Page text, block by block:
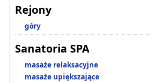
Rejony
góry
Sanatoria SPA
masaże relaksacyjne
masaże upiększające